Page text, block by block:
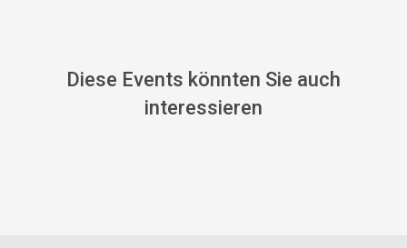
Diese Events könnten Sie auch
interessieren